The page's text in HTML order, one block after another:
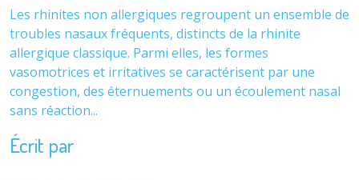
Les rhinites non allergiques regroupent un ensemble de
troubles nasaux fréquents, distincts de la rhinite
allergique classique. Parmi elles, les formes
vasomotrices et irritatives se caractérisent par une
congestion, des éternuements ou un écoulement nasal
sans réaction...
Écrit par